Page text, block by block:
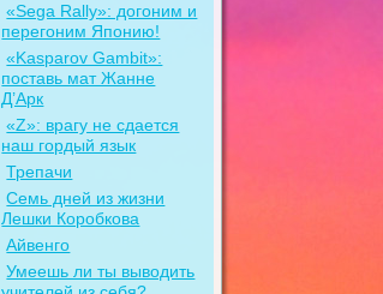
«Sega Rally»: догоним и
перегоним Японию!
«Kasparov Gambit»:
поставь мат Жанне
Д’Арк
«Z»: врагу не сдается
наш гордый язык
Трепачи
Семь дней из жизни
Лешки Коробкова
Айвенго
Умеешь ли ты выводить